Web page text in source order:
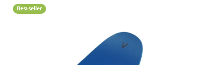
5,0
z
Bestseller